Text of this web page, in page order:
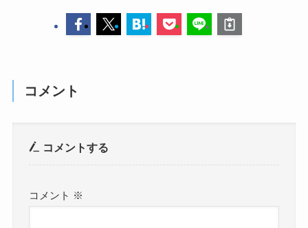
コメント
コメントする
コメント ※